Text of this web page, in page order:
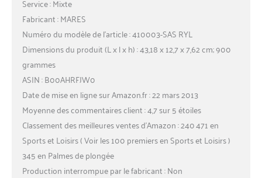
Service : Mixte
Fabricant : MARES
Numéro du modèle de l’article : 410003-SAS RYL
Dimensions du produit (L x l x h) : 43,18 x 12,7 x 7,62 cm; 900
grammes
ASIN : B00AHRFJW0
Date de mise en ligne sur Amazon.fr : 22 mars 2013
Moyenne des commentaires client : 4,7 sur 5 étoiles
Classement des meilleures ventes d’Amazon : 240 471 en
Sports et Loisirs ( Voir les 100 premiers en Sports et Loisirs )
345 en Palmes de plongée
Production interrompue par le fabricant : Non